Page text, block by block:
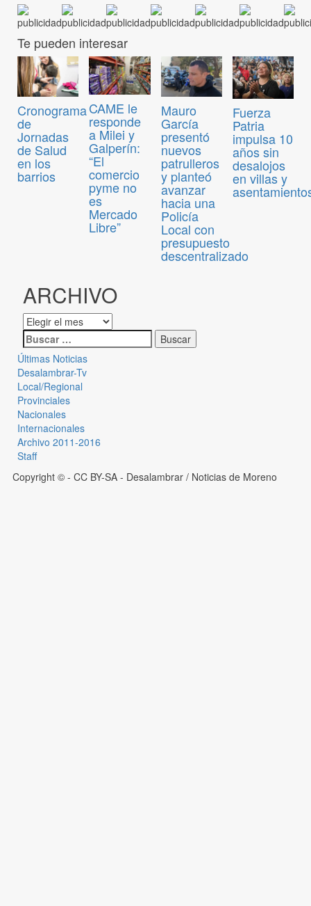
Te pueden interesar
Cronograma
de
Jornadas
de Salud
en los
barrios
CAME le
responde
a Milei y
Galperín:
“El
comercio
pyme no
es
Mercado
Libre”
Mauro
García
presentó
nuevos
patrulleros
y planteó
avanzar
hacia una
Policía
Local con
presupuesto
descentralizado
Fuerza
Patria
impulsa 10
años sin
desalojos
en villas y
ARCHIVO
Últimas Noticias
Desalambrar-Tv
Local/Regional
Provinciales
Nacionales
Internacionales
Archivo 2011-2016
Staff
Copyright © - CC BY-SA - Desalambrar / Noticias de Moreno